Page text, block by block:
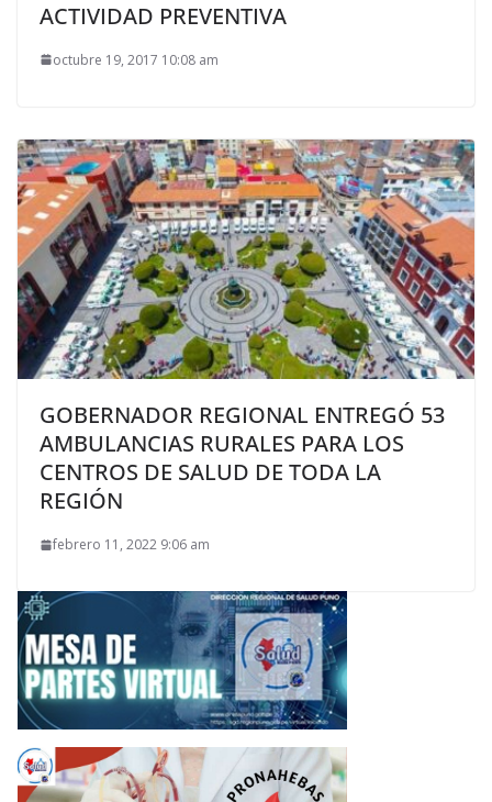
ACTIVIDAD PREVENTIVA
octubre 19, 2017 10:08 am
GOBERNADOR REGIONAL ENTREGÓ 53
AMBULANCIAS RURALES PARA LOS
CENTROS DE SALUD DE TODA LA
REGIÓN
febrero 11, 2022 9:06 am